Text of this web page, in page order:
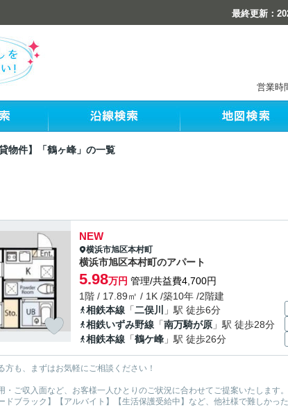
最終更新：
営業時
貸物件】「鶴ヶ峰」の一覧
NEW
横浜市旭区本村町
横浜市旭区本村町のアパート
5.98万円 管理/共益費4,700円
1階 / 17.89㎡ / 1K /築10年 /2階建
相鉄本線 「二俣川
」駅 徒歩6分
相鉄いずみ野線 「南万騎が原 」駅 徒歩28分
相鉄本線 「鶴ケ峰 」駅 徒歩26分
方も、まずはお気軽にご相談ください！
・ご収入面など、お客様一人ひとりのご状況に合わせてご提案いたします。
ドブラック】【アルバイト】【生活保護受給中】など、他社様で難しかっ